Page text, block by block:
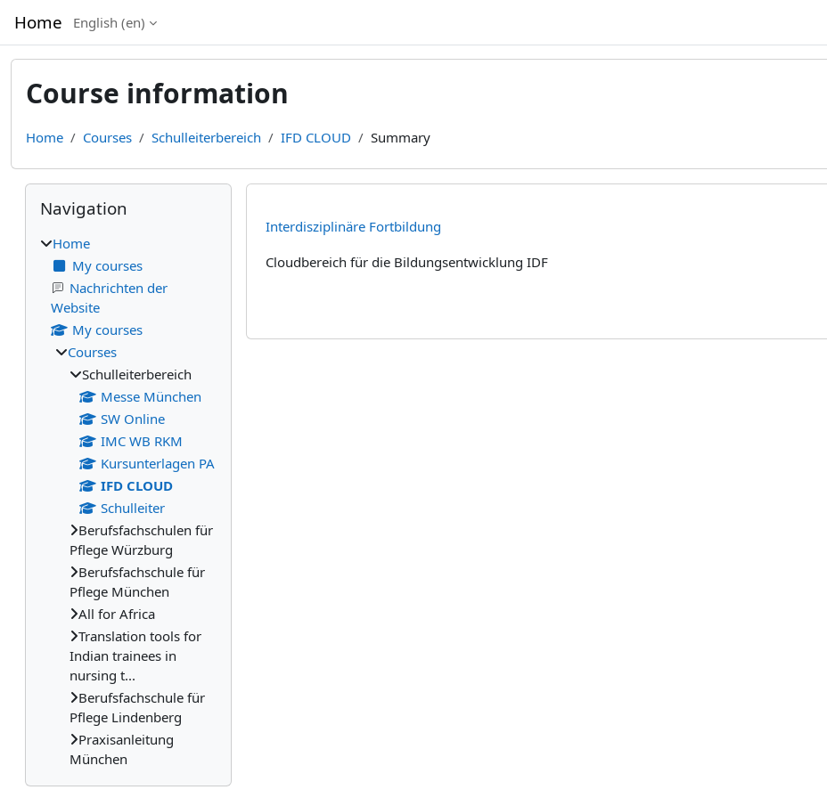
Home English ‎(en)‎
Course information
Home Courses Schulleiterbereich IFD CLOUD Summary
Interdisziplinäre Fortbildung
Cloudbereich für die Bildungsentwicklung IDF
Blocks
Skip Navigation
Navigation
Home
My courses
Nachrichten der
Website
My courses
Courses
Schulleiterbereich
Messe München
SW Online
IMC WB RKM
Kursunterlagen PA
IFD CLOUD
Schulleiter
Berufsfachschulen für
Pflege Würzburg
Berufsfachschule für
Pflege München
All for Africa
Translation tools for
Indian trainees in
nursing t...
Berufsfachschule für
Pflege Lindenberg
Praxisanleitung
München